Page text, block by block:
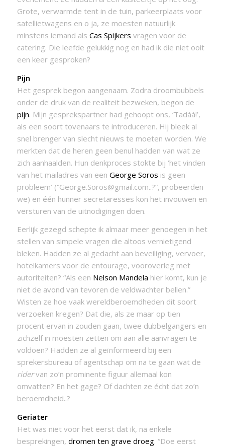
Grote, verwarmde tent in de tuin, parkeerplaats voor
satellietwagens en o ja, ze moesten natuurlijk
minstens iemand als Cas Spijkers vragen voor de
catering. Die leefde gelukkig nog en had ik die niet ooit
een keer gesproken?
Pijn
Het gesprek begon aangenaam. Zodra droombubbels
onder de druk van de realiteit bezweken, begon de
pijn. Mijn gesprekspartner had gehoopt ons, ‘Tadáá!’,
als een soort tovenaars te introduceren. Hij bleek al
snel brenger van slecht nieuws te moeten worden. We
merkten dat de heren geen benul hadden van wat ze
zich aanhaalden. Hun denkproces stokte bij ‘het vinden
van het mailadres van een George Soros is geen
probleem’ (“George.Soros@gmail.com..?”, probeerden
we) en één hunner secretaresses kon het invouwen en
versturen van de uitnodigingen doen.
Eerlijk gezegd schepte ik almaar meer genoegen in het
stellen van simpele vragen die altoos vernietigend
bleken. Hadden ze al gedacht aan beveiliging, vervoer,
hotelkamers voor de entourage, vooroverleg met
autoriteiten? “Als een Nelson Mandela hier komt, kun je
niet de avond van tevoren de veldwachter bellen.”
Wisten ze hoe vaak wereldberoemdheden dit soort
verzoeken kregen? Dat die, als ze maar op tien
procent ervan in zouden gaan, twee dubbelgangers en
zichzelf in moesten zetten om aan alle aanvragen te
voldoen? Hadden ze al geïnformeerd bij een
sprekersbureau of agentschap om na te gaan wat de
ridervan zo’n prominente figuur allemaal kon
omvatten? En het gage? Of dachten ze écht dat zo’n
beroemdheid..?
Geriater
Het was niet voor het eerst dat ik, na enkele
besprekingen, dromen ten grave droeg. “Doe eerst